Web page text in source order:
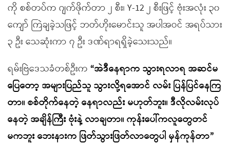
ကို စစ်တပ်က ဂျက်ဖိုက်တာ ၂ စီး၊ Y-12 ၂ စီးဖြင့် ဗုံးအလုံး ၃၀
ကျော် ကြဲချခဲ့သဖြင့် ဘတ်ဟိုးမောင်းသူ အပါအဝင် အရပ်သား
၃ ဦး သေဆုံးကာ ၇ ဦး ဒဏ်ရာရရှိခဲ့သေးသည်။
ရမ်းဗြဲဒေသခံတစ်ဦးက “အဲဒီနေရာက သွားရလာရ အဆင်မ
ပြေတော့ အများပြည်သူ သွားလို့ရအောင် လမ်း ပြန်ပြင်နေကြ
တာ။ စစ်တိုက်နေတဲ့ နေရာလည်း မဟုတ်ဘူး။ ဒီလိုလမ်းလုပ်
နေတဲ့ အချိန်ကြီး ဗုံးနဲ့ လာချတာ။ ကုန်းပေါ်ကလူတွေတင်
မကဘူး ဘေးနားက ဖြတ်သွားဖြတ်လာတွေပါ မှန်ကုန်တာ”